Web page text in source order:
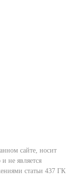
сайте, носит
не является
статьи 437 ГК